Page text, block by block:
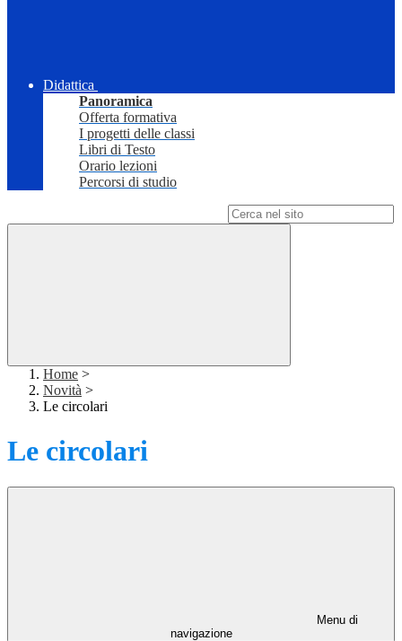
Didattica
Panoramica
Offerta formativa
I progetti delle classi
Libri di Testo
Orario lezioni
Percorsi di studio
Home >
Novità >
Le circolari
Le circolari
Menu di
navigazione